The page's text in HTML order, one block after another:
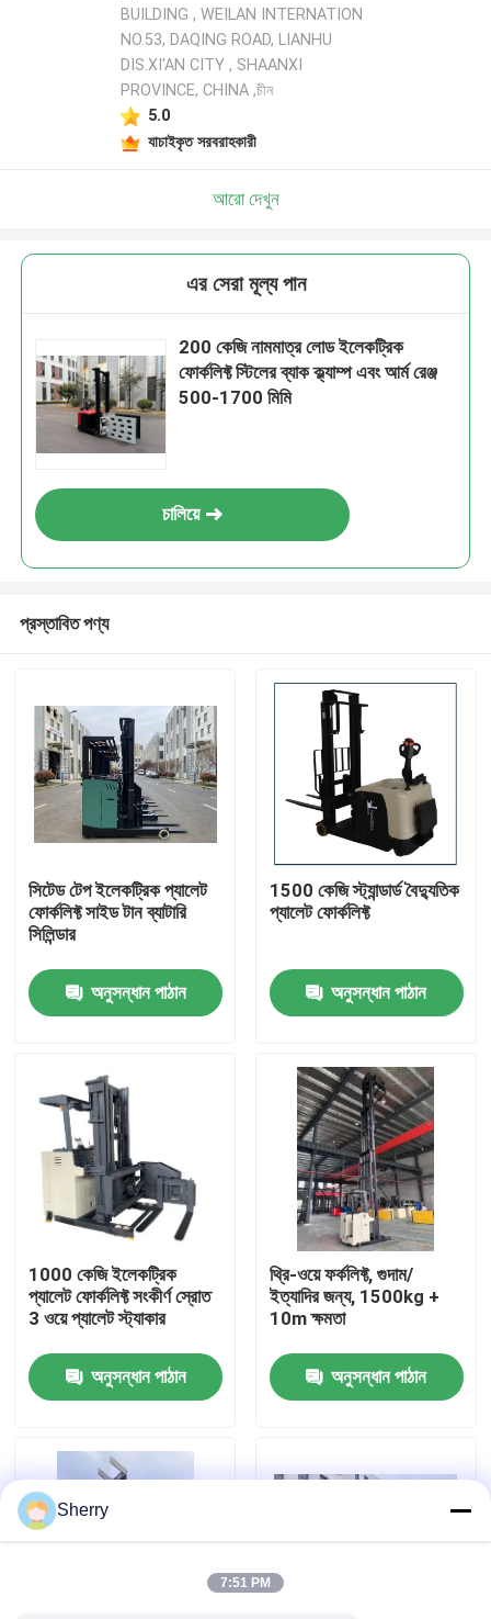
ভিডিও
আমাদের সম্পর্কে
মান নিয়ন্ত্রণ
যোগাযোগ করুন
ব্লগ
BUILDING , WEILAN INTERNATION
NO.53, DAQING ROAD, LIANHU
DIS.XI'AN CITY , SHAANXI
PROVINCE, CHINA ,চীন
5.0
যাচাইকৃত সরবরাহকারী
আরো দেখুন
এর সেরা মূল্য পান
200 কেজি নামমাত্র লোড ইলেকট্রিক
ফোর্কলিফ্ট স্টিলের ব্যাক ক্ল্যাম্প এবং আর্ম রেঞ্জ
500-1700 মিমি
চালিয়ে
প্রস্তাবিত পণ্য
সিটেড টেপ ইলেকট্রিক প্যালেট
ফোর্কলিফ্ট সাইড টান ব্যাটারি
সিলিন্ডার
অনুসন্ধান পাঠান
1500 কেজি স্ট্যান্ডার্ড বৈদ্যুতিক
প্যালেট ফোর্কলিফ্ট
অনুসন্ধান পাঠান
1000 কেজি ইলেকট্রিক
প্যালেট ফোর্কলিফ্ট সংকীর্ণ স্রোত
3 ওয়ে প্যালেট স্ট্যাকার
অনুসন্ধান পাঠান
থ্রি-ওয়ে ফর্কলিফ্ট, গুদাম/
ইত্যাদির জন্য, 1500kg +
10m ক্ষমতা
অনুসন্ধান পাঠান
Sherry
7:51 PM